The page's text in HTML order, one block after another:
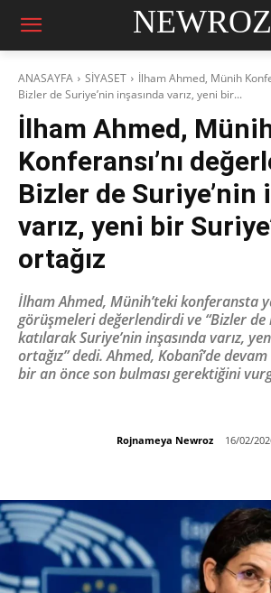
NEWROZ
ANASAYFA SİYASET
İlham Ahmed, Münih
Bizler de Suriye’nin inşasında varız, yeni bir...
İlham Ahmed,
Konferansı’nı
Bizler de Suriye’nin
varız, yeni bir
ortağız
İlham Ahmed, Münih’teki konferansta
görüşmeleri değerlendirdi ve “Bizler
katılarak Suriye’nin inşasında varız,
ortağız” dedi. Ahmed, Kobanî’de
bir an önce son bulması gerektiğini
Rojnameya Newroz 16/02/